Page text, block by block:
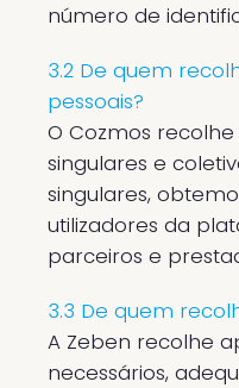
número de
3.2 De quem
pessoais?
O Cozmos
singulares e
singulares,
utilizadores da
parceiros e
3.3 De quem
A Zeben recolhe
necessários,